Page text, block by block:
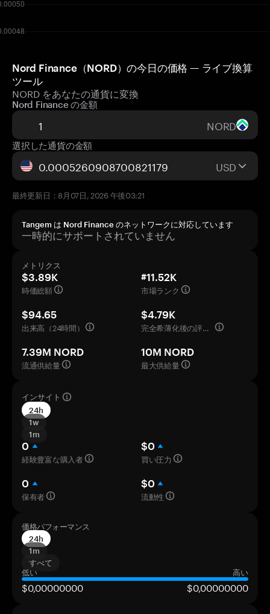
Nord Finance（NORD）の今日の価格 — ライブ換算
ツール
NORD をあなたの通貨に変換
Nord Finance の金額
NORD
選択した通貨の金額
USD
最終更新日：8月07日, 2026 午後03:21
Tangem は Nord Finance のネットワークに対応しています
一時的にサポートされていません
メトリクス
$3.89K
時価総額
#11.52K
市場ランク
$94.65
出来高（24時間）
$4.79K
完全希薄化後の評価額
7.39M NORD
流通供給量
10M NORD
最大供給量
インサイト
24h
1w
1m
0
経験豊富な購入者
$0
買い圧力
0
保有者
$0
流動性
価格パフォーマンス
24h
1m
すべて
低い
高い
$0,00000000 $0,00000000